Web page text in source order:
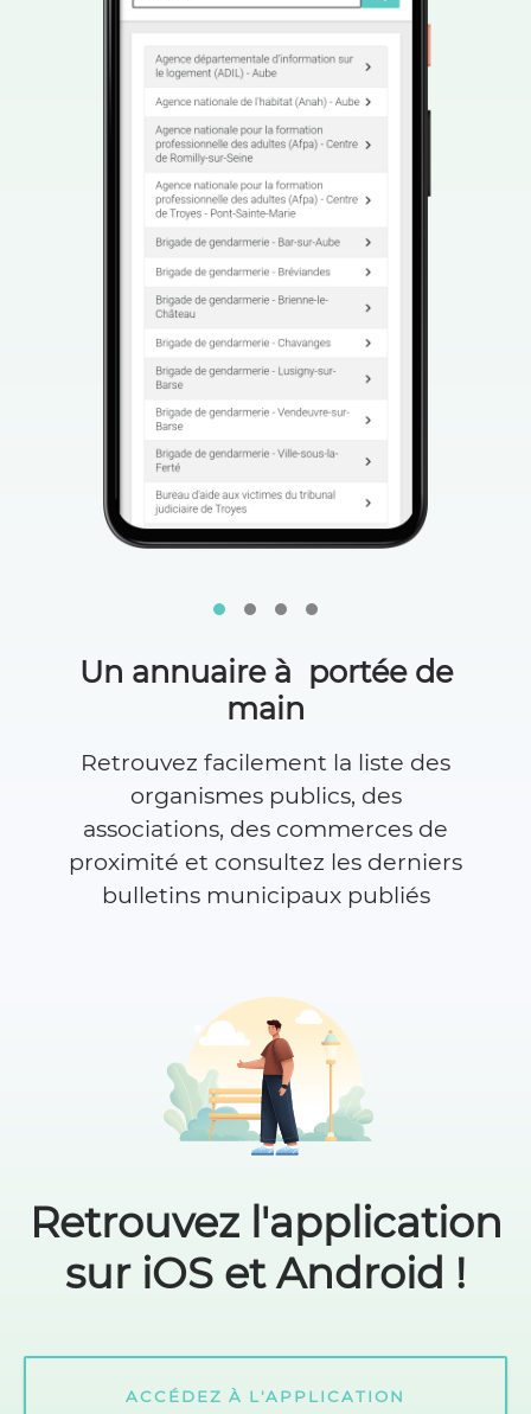
Un annuaire à portée de
main
Retrouvez facilement la liste des
organismes publics, des
associations, des commerces de
proximité et consultez les derniers
bulletins municipaux publiés
Retrouvez l'application
sur iOS et Android !
ACCÉDEZ À L'APPLICATION